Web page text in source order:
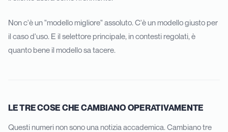
Non c'è un "modello migliore" assoluto. C'è un modello giusto per
il caso d'uso. E il selettore principale, in contesti regolati, è
quanto bene il modello sa tacere.
LE TRE COSE CHE CAMBIANO OPERATIVAMENTE
Questi numeri non sono una notizia accademica. Cambiano tre